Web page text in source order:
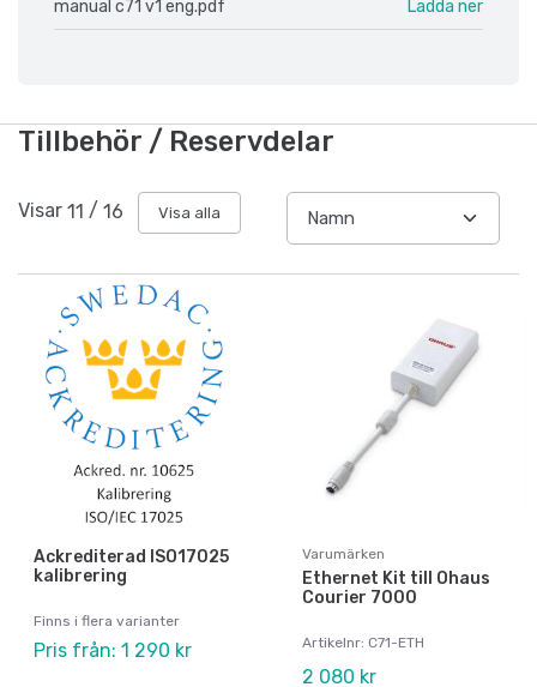
manual c71 v1 eng.pdf Ladda ner
Tillbehör / Reservdelar
Visar 11 / 16 Visa alla
Ackrediterad ISO17025
kalibrering
Finns i flera varianter
Pris från: 1 290 kr
Varumärken
Ethernet Kit till Ohaus
Courier 7000
Artikelnr: C71-ETH
2 080 kr